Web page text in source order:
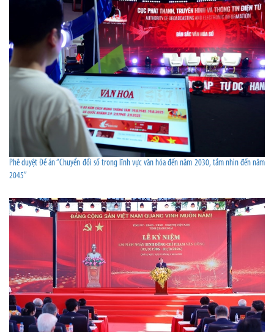
Phê duyệt Đề án “Chuyển đổi số trong lĩnh vực văn hóa đến năm 2030, tầm nhìn đến năm
2045”